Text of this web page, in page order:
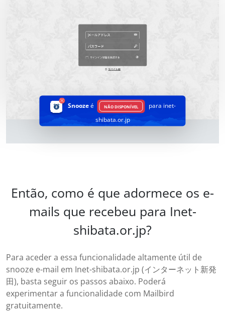
Snoozeé NÃO DISPONÍVEL
para inet-
shibata.or.jp
Então, como é que adormece os e-
mails que recebeu para Inet-
shibata.or.jp?
Para aceder a essa funcionalidade altamente útil de
snooze e-mail em Inet-shibata.or.jp (インターネット新発
田), basta seguir os passos abaixo. Poderá
experimentar a funcionalidade com Mailbird
gratuitamente.